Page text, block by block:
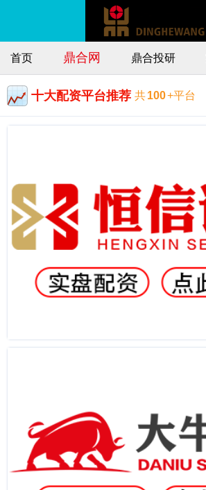
首页 鼎合网 鼎合投研
十大配资平台推荐 共100+平台